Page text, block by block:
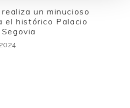
realiza un minucioso
el histórico Palacio